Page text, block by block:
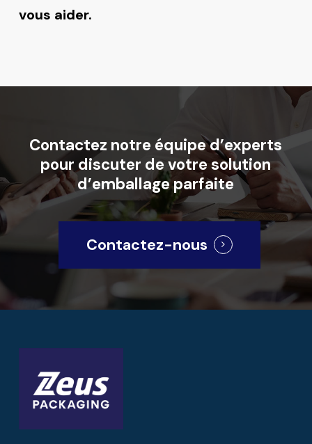
vous aider.
Contactez notre équiped’experts
pour discuter devotre solution
d’emballageparfaite
Contactez-nous